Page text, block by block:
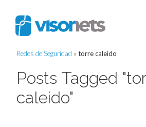
Redes de Seguridad » torre caleido
Posts Tagged
caleido"